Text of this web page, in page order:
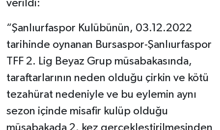
verildi:
“Şanlıurfaspor Kulübünün, 03.12.2022
tarihinde oynanan Bursaspor-Şanlıurfaspor
TFF 2. Lig Beyaz Grup müsabakasında,
taraftarlarının neden olduğu çirkin ve kötü
tezahürat nedeniyle ve bu eylemin aynı
sezon içinde misafir kulüp olduğu